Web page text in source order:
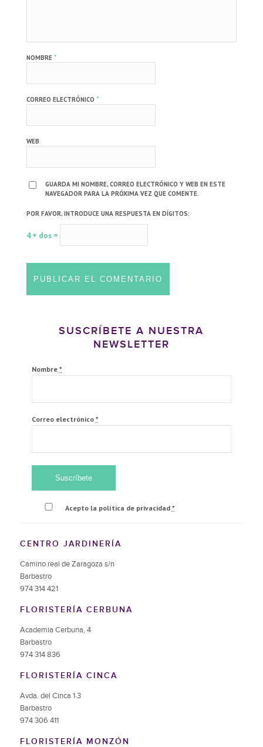
NOMBRE*
CORREO ELECTRÓNICO*
WEB
GUARDA MI NOMBRE, CORREO ELECTRÓNICO Y WEB EN ESTE
NAVEGADOR PARA LA PRÓXIMA VEZ QUE COMENTE.
POR FAVOR, INTRODUCE UNA RESPUESTA EN DÍGITOS:
4 + dos =
SUSCRÍBETE A NUESTRA
NEWSLETTER
Nombre *
Correo electrónico *
Acepto la política de privacidad *
CENTRO JARDINERÍA
Camino real de Zaragoza s/n
Barbastro
974 314 421
FLORISTERÍA CERBUNA
Academia Cerbuna, 4
Barbastro
974 314 836
FLORISTERÍA CINCA
Avda. del Cinca 1·3
Barbastro
974 306 411
FLORISTERÍA MONZÓN